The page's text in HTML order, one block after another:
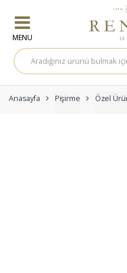
A
r
a
a
:
Anasayfa Pişirme Özel